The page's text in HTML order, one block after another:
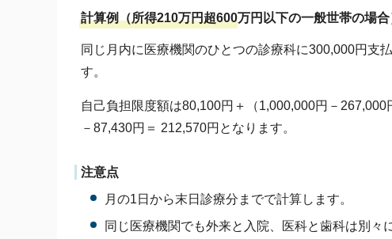
計算例（所得210万円超600万円以下の一般世帯の場合
同じ月内に医療機関のひとつの診療科に300,000円支
す。
自己負担限度額は80,100円＋（1,000,000円－
－87,430円＝ 212,570円となります。
注意点
月の1日から末日診療分までで計算します。
同じ医療機関でも外来と入院、医科と歯科は別々